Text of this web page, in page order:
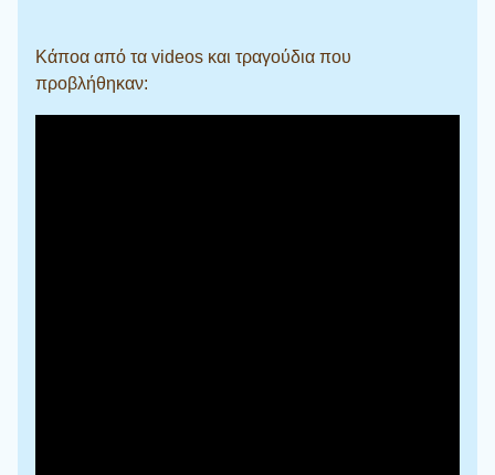
Κάποα από τα videos και τραγούδια που
προβλήθηκαν: